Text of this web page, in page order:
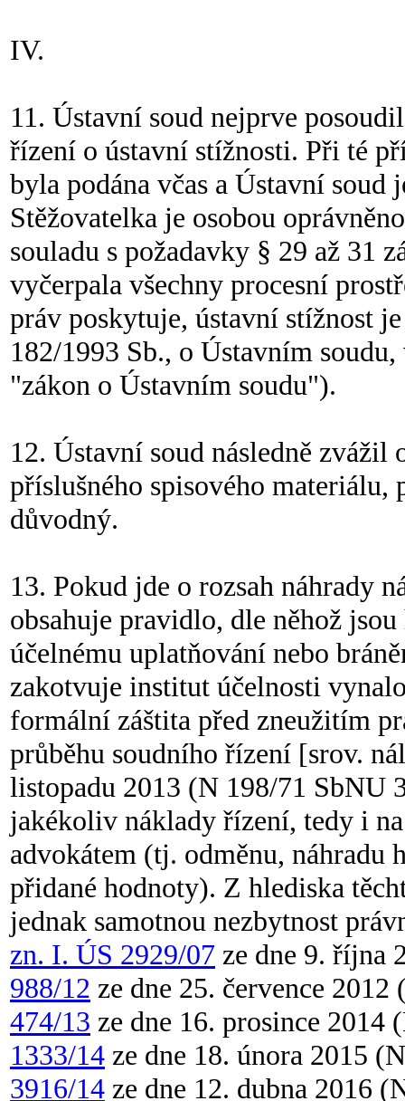
IV.
11. Ústavní soud nejprve
řízení o ústavní stížnosti. Při té
byla podána včas a Ústavní
Stěžovatelka je osobou
souladu s požadavky § 29 až 31
vyčerpala všechny procesní
práv poskytuje, ústavní stížnost
182/1993 Sb., o Ústavním
"zákon o Ústavním soudu").
12. Ústavní soud následně zvážil
příslušného spisového materiálu,
důvodný.
13. Pokud jde o rozsah náhrady
obsahuje pravidlo, dle něhož
účelnému uplatňování nebo
zakotvuje institut účelnosti
formální záštita před zneužitím
průběhu soudního řízení [srov.
listopadu 2013 (N 198/71 SbNU
jakékoliv náklady řízení, tedy i
advokátem (tj. odměnu, náhradu
přidané hodnoty). Z hlediska
jednak samotnou nezbytnost
zn. I. ÚS 2929/07 ze dne 9. října
988/12 ze dne 25. července
474/13 ze dne 16. prosince
1333/14 ze dne 18. února 2015
3916/14 ze dne 12. dubna 2016